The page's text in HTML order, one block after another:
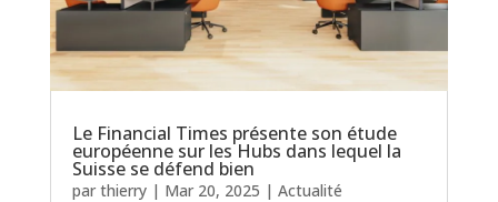
Le Financial Times présente son étude
européenne sur les Hubs dans lequel la
Suisse se défend bien
par thierry| Mar 20, 2025 | Actualité